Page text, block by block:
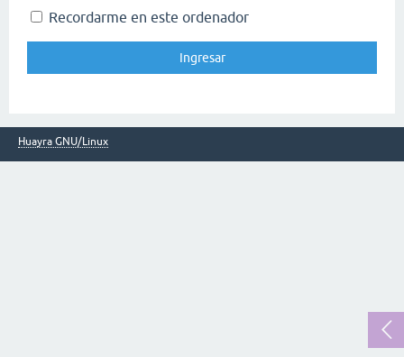
Recordarme en este ordenador
Huayra GNU/Linux